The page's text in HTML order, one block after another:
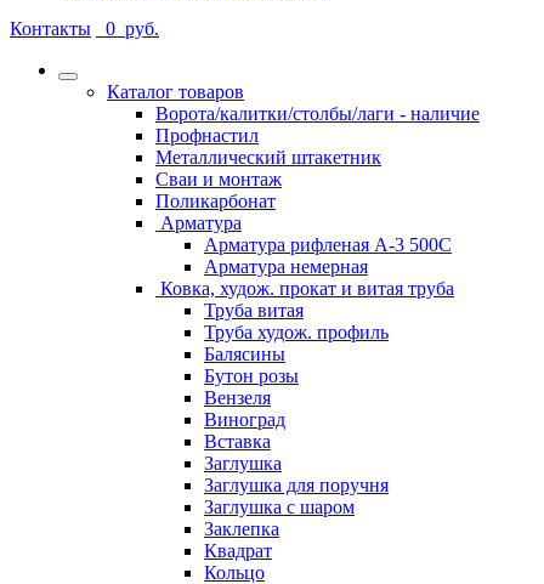
Контакты
0 руб.
Каталог товаров
Ворота/калитки/столбы/лаги - наличие
Профнастил
Металлический штакетник
Сваи и монтаж
Поликарбонат
Арматура
Арматура рифленая А-3 500С
Арматура немерная
Ковка, худож. прокат и витая труба
Труба витая
Труба худож. профиль
Балясины
Бутон розы
Вензеля
Виноград
Вставка
Заглушка
Заглушка для поручня
Заглушка с шаром
Заклепка
Квадрат
Кольцо